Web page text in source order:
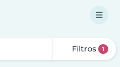
Filtros 1